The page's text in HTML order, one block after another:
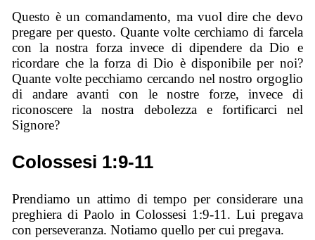
Questo è un comandamento, ma vuol dire che devo
pregare per questo. Quante volte cerchiamo di farcela
con la nostra forza invece di dipendere da Dio e
ricordare che la forza di Dio è disponibile per noi?
Quante volte pecchiamo cercando nel nostro orgoglio
di andare avanti con le nostre forze, invece di
riconoscere la nostra debolezza e fortificarci nel
Signore?
Colossesi 1:9-11
Prendiamo un attimo di tempo per considerare una
preghiera di Paolo in Colossesi 1:9-11. Lui pregava
con perseveranza. Notiamo quello per cui pregava.